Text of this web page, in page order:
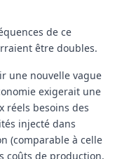
de ce
être doubles.
une nouvelle vague
exigerait une
réels besoins des
injecté dans
(comparable à celle
coûts de production,